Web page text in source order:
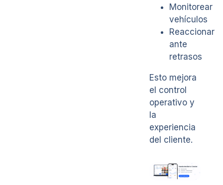
Monitorear
vehículos
Reaccionar
ante
retrasos
Esto mejora
el control
operativo y
la
experiencia
del cliente.